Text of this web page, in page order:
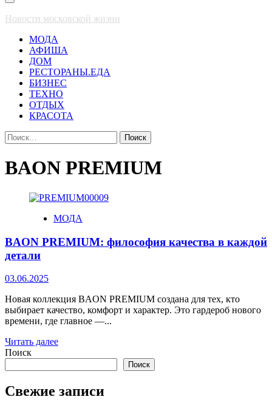
Основное
меню
Новости московской жизни
МОДА
АФИША
ДОМ
РЕСТОРАНЫ.ЕДА
БИЗНЕС
ТЕХНО
ОТДЫХ
КРАСОТА
Найти:
BAON PREMIUM
МОДА
BAON PREMIUM: философия качества в каждой
детали
03.06.2025
Новая коллекция BAON PREMIUM создана для тех, кто
выбирает качество, комфорт и характер. Это гардероб нового
времени, где главное —...
Читать далее
Поиск
Поиск
Свежие записи